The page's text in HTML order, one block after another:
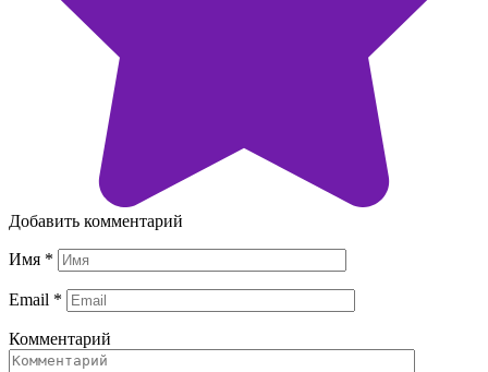
Добавить комментарий
Имя *
Email *
Комментарий